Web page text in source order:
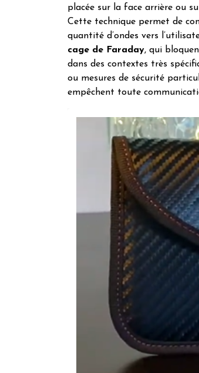
placée sur la face arrière ou
Cette technique permet de
quantité d’ondes vers
cage de Faraday, qui
dans des contextes très
ou mesures de sécurité
empêchent toute